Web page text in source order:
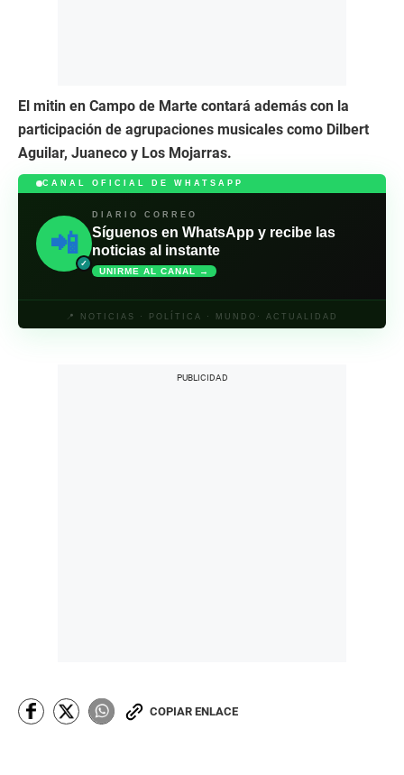
El mitin en Campo de Marte contará además con la
participación de agrupaciones musicales como Dilbert
Aguilar, Juaneco y Los Mojarras.
CANAL OFICIAL DE WHATSAPP
📲
✓
DIARIO CORREO
Síguenos en WhatsApp y recibe las
noticias al instante
UNIRME AL CANAL →
📍 NOTICIAS · POLÍTICA · MUNDO· ACTUALIDAD
COPIAR ENLACE